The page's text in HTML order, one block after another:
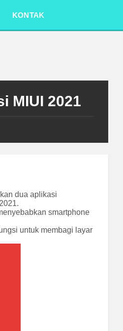
KONTAK
MIUI 2021
dua aplikasi
smartphone
untuk membagi layar